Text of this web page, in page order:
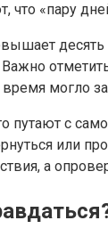
что «пару
время
путают с
или
а